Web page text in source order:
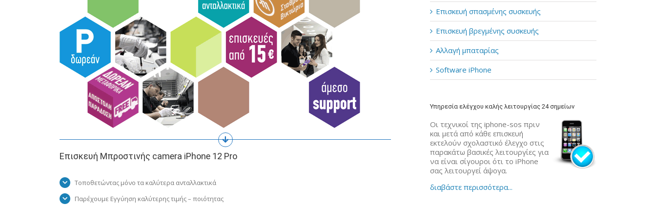
Επισκευή Μπροστινής camera iPhone 12 Pro
Τοποθετώντας μόνο τα καλύτερα ανταλλακτικά
Παρέχουμε Εγγύηση καλύτερης τιμής – ποιότητας
Επισκευή σπασμένης συσκευής
Επισκευή βρεγμένης συσκευής
Αλλαγή μπαταρίας
Software iPhone
Υπηρεσία ελέγχου καλής λειτουργίας 24 σημείων
Οι τεχνικοί της iphone-sos πριν
και μετά από κάθε επισκευή
εκτελούν σχολαστικό έλεγχο στις
παρακάτω βασικές λειτουργίες για
να είναι σίγουροι ότι το iPhone
σας λειτουργεί άψογα.
διαβάστε περισσότερα...